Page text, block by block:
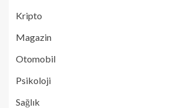
Kripto
Magazin
Otomobil
Psikoloji
Sağlık